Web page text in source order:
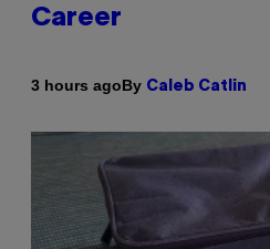
Career
3 hours agoBy Caleb Catlin